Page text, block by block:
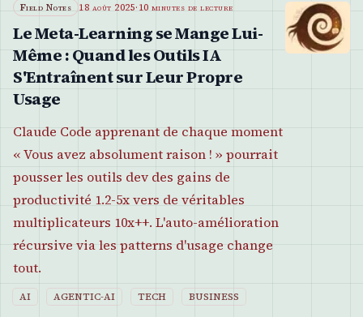
Field Notes 18 août 2025·10 minutes de lecture
Le Meta-Learning se Mange Lui-
Même : Quand les Outils IA
S'Entraînent sur Leur Propre
Usage
Claude Code apprenant de chaque moment
« Vous avez absolument raison ! » pourrait
pousser les outils dev des gains de
productivité 1.2-5x vers de véritables
multiplicateurs 10x++. L'auto-amélioration
récursive via les patterns d'usage change
tout.
AI AGENTIC-AI TECH BUSINESS